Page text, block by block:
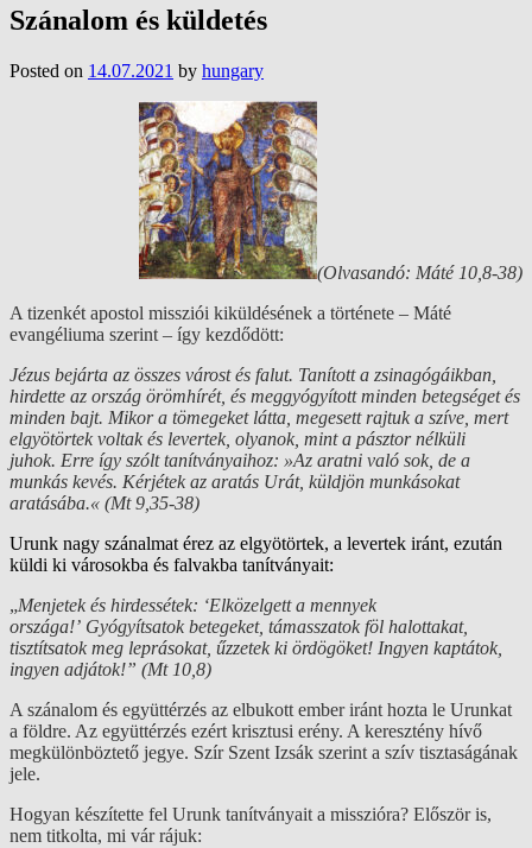
Szánalom és küldetés
Posted on 14.07.2021 by hungary
(Olvasandó: Máté 10,8-38)
A tizenkét apostol missziói kiküldésének a története – Máté
evangéliuma szerint – így kezdődött:
Jézus bejárta az összes várost és falut. Tanított a zsinagógáikban,
hirdette az ország örömhírét, és meggyógyított minden betegséget és
minden bajt. Mikor a tömegeket látta, megesett rajtuk a szíve, mert
elgyötörtek voltak és levertek, olyanok, mint a pásztor nélküli
juhok. Erre így szólt tanítványaihoz: »Az aratni való sok, de a
munkás kevés. Kérjétek az aratás Urát, küldjön munkásokat
aratásába.« (Mt 9,35-38)
Urunk nagy szánalmat érez az elgyötörtek, a levertek iránt, ezután
küldi ki városokba és falvakba tanítványait:
„Menjetek és hirdessétek: ‘Elközelgett a mennyek
országa!’ Gyógyítsatok betegeket, támasszatok föl halottakat,
tisztítsatok meg leprásokat, űzzetek ki ördögöket! Ingyen kaptátok,
ingyen adjátok!” (Mt 10,8)
A szánalom és együttérzés az elbukott ember iránt hozta le Urunkat
a földre. Az együttérzés ezért krisztusi erény. A keresztény hívő
megkülönböztető jegye. Szír Szent Izsák szerint a szív tisztaságának
jele.
Hogyan készítette fel Urunk tanítványait a misszióra? Először is,
nem titkolta, mi vár rájuk: